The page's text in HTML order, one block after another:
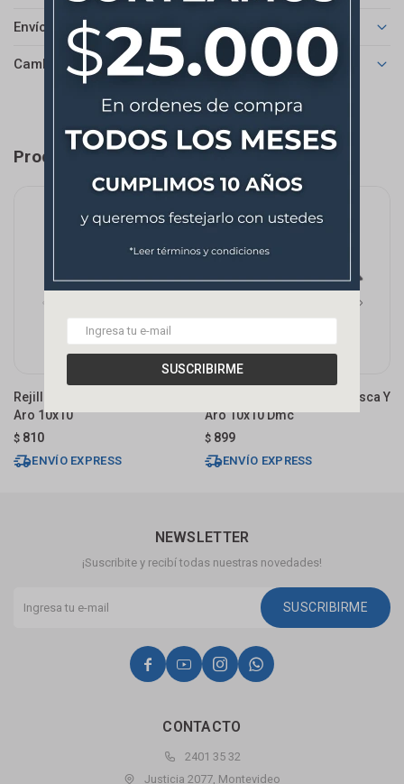
SUSCRIBIRME
Envíos
Cambios y Devoluciones
Productos que te pueden interesar
Rejilla Cromada Con Rosca Y
Aro 10x10
$ 810
ENVÍO EXPRESS
Rejilla Negro Mate Con Rosca Y
Aro 10x10 Dmc
$ 899
ENVÍO EXPRESS
CONTACTO
2401 35 32
Justicia 2077, Montevideo
NEWSLETTER
¡Suscribite y recibí todas nuestras novedades!
SUSCRIBIRME
   